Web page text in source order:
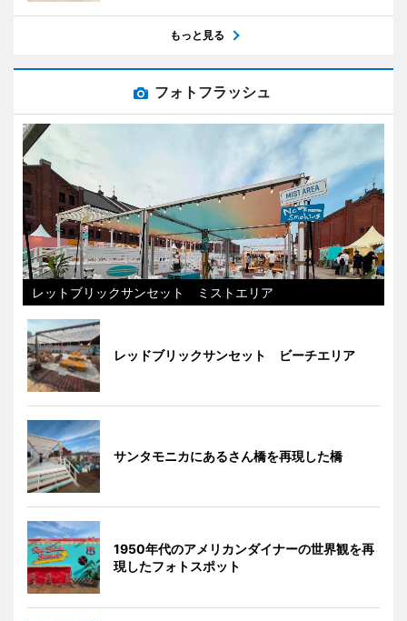
もっと見る
フォトフラッシュ
レットブリックサンセット ミストエリア
レッドブリックサンセット ビーチエリア
サンタモニカにあるさん橋を再現した橋
1950年代のアメリカンダイナーの世界観を再
現したフォトスポット